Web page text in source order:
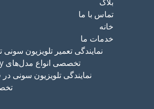
تماس با ما
خانه
خدمات ما
نمایندگی تعمیر تلویزیون سونی
تخصصی انواع مدل‌های Sony در محل
نمایندگی تلویزیون سونی